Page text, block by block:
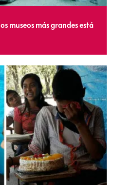
museos más grandes está